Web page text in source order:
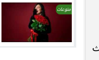
منوعات